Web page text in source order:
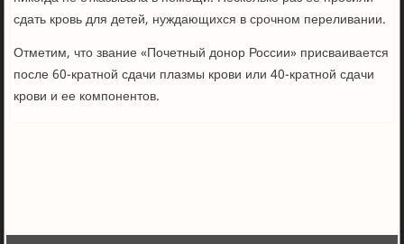
сдать кровь для детей, нуждающихся в срочном переливании.
Отметим, что звание «Почетный донор России» присваивается
после 60-кратной сдачи плазмы крови или 40-кратной сдачи
крови и ее компонентов.